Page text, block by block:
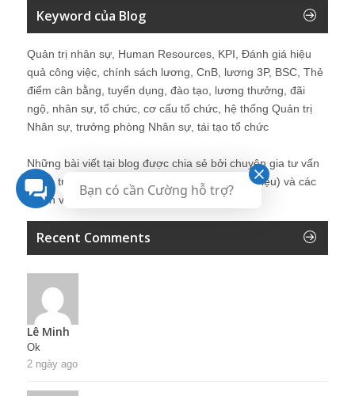
Keyword của Blog
Quản trị nhân sự, Human Resources, KPI, Đánh giá hiệu
quả công việc, chính sách lương, CnB, lương 3P, BSC, Thẻ
điểm cân bằng, tuyển dụng, đào tạo, lương thưởng, đãi
ngộ, nhân sự, tổ chức, cơ cấu tổ chức, hệ thống Quản trị
Nhân sự, trưởng phòng Nhân sự, tái tạo tổ chức
Những bài viết tại blog được chia sẻ bởi chuyên gia tư vấn
Quản trị Nhân sự Nguyễn Hùng Cường (
giới thiệu) và các
thành viên khác trong cộng đồng Nhân sự.
Recent Comments
Lê Minh
Ok
2 ngày ago
Bạn có cần Cường hỗ trợ?